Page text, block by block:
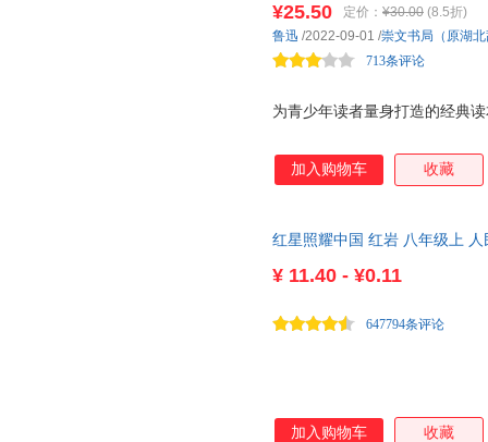
思想内容、表现方法还是语言
为青少年读者量身打造的经典
¥25.50 定价： ¥30.00 (8.5折)
713条评论
鲁迅 /2022-09-01 /崇文书局（原湖
加入购物车 收藏
红星照耀中国 红岩 八年级上
¥ 11.40 - ¥0.11
647794条评论
加入购物车 收藏